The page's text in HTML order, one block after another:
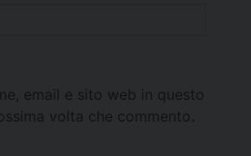
email e sito web in questo
volta che commento.